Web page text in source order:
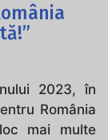
2023, în
România
mai multe